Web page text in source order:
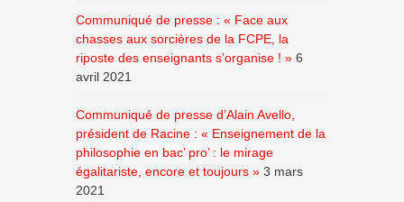
Communiqué de presse : « Face aux
chasses aux sorcières de la FCPE, la
riposte des enseignants s’organise ! » 6
avril 2021
Communiqué de presse d’Alain Avello,
président de Racine : « Enseignement de la
philosophie en bac’ pro’ : le mirage
égalitariste, encore et toujours » 3 mars
2021